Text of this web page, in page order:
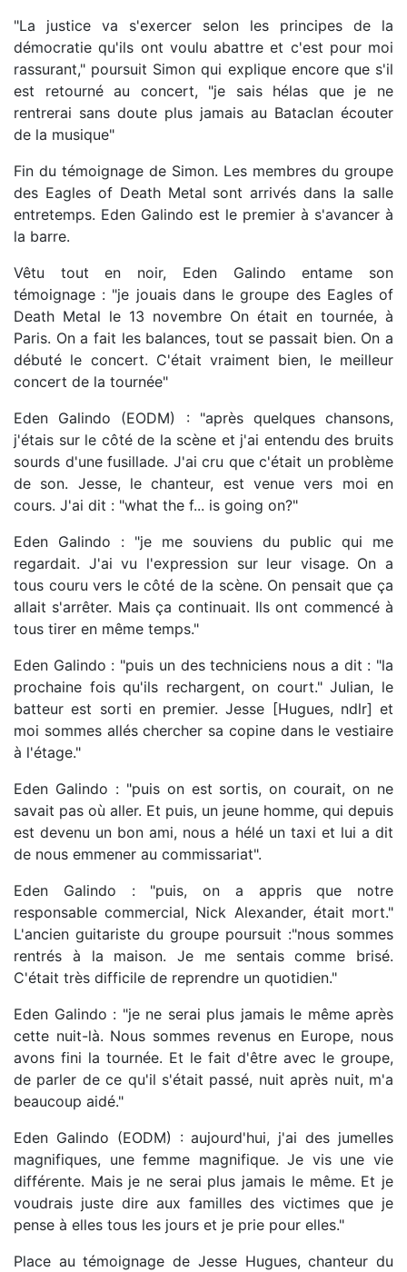
"La justice va s'exercer selon les principes de la
démocratie qu'ils ont voulu abattre et c'est pour moi
rassurant," poursuit Simon qui explique encore que s'il
est retourné au concert, "je sais hélas que je ne
rentrerai sans doute plus jamais au Bataclan écouter
de la musique"
Fin du témoignage de Simon. Les membres du groupe
des Eagles of Death Metal sont arrivés dans la salle
entretemps. Eden Galindo est le premier à s'avancer à
la barre.
Vêtu tout en noir, Eden Galindo entame son
témoignage : "je jouais dans le groupe des Eagles of
Death Metal le 13 novembre On était en tournée, à
Paris. On a fait les balances, tout se passait bien. On a
débuté le concert. C'était vraiment bien, le meilleur
concert de la tournée"
Eden Galindo (EODM) : "après quelques chansons,
j'étais sur le côté de la scène et j'ai entendu des bruits
sourds d'une fusillade. J'ai cru que c'était un problème
de son. Jesse, le chanteur, est venue vers moi en
cours. J'ai dit : "what the f... is going on?"
Eden Galindo : "je me souviens du public qui me
regardait. J'ai vu l'expression sur leur visage. On a
tous couru vers le côté de la scène. On pensait que ça
allait s'arrêter. Mais ça continuait. Ils ont commencé à
tous tirer en même temps."
Eden Galindo : "puis un des techniciens nous a dit : "la
prochaine fois qu'ils rechargent, on court." Julian, le
batteur est sorti en premier. Jesse [Hugues, ndlr] et
moi sommes allés chercher sa copine dans le vestiaire
à l'étage."
Eden Galindo : "puis on est sortis, on courait, on ne
savait pas où aller. Et puis, un jeune homme, qui depuis
est devenu un bon ami, nous a hélé un taxi et lui a dit
de nous emmener au commissariat".
Eden Galindo : "puis, on a appris que notre
responsable commercial, Nick Alexander, était mort."
L'ancien guitariste du groupe poursuit :"nous sommes
rentrés à la maison. Je me sentais comme brisé.
C'était très difficile de reprendre un quotidien."
Eden Galindo : "je ne serai plus jamais le même après
cette nuit-là. Nous sommes revenus en Europe, nous
avons fini la tournée. Et le fait d'être avec le groupe,
de parler de ce qu'il s'était passé, nuit après nuit, m'a
beaucoup aidé."
Eden Galindo (EODM) : aujourd'hui, j'ai des jumelles
magnifiques, une femme magnifique. Je vis une vie
différente. Mais je ne serai plus jamais le même. Et je
voudrais juste dire aux familles des victimes que je
pense à elles tous les jours et je prie pour elles."
Place au témoignage de Jesse Hugues, chanteur du